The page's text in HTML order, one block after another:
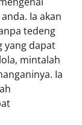
Ia akan
tedeng
yang dapat
mintalah
Ia